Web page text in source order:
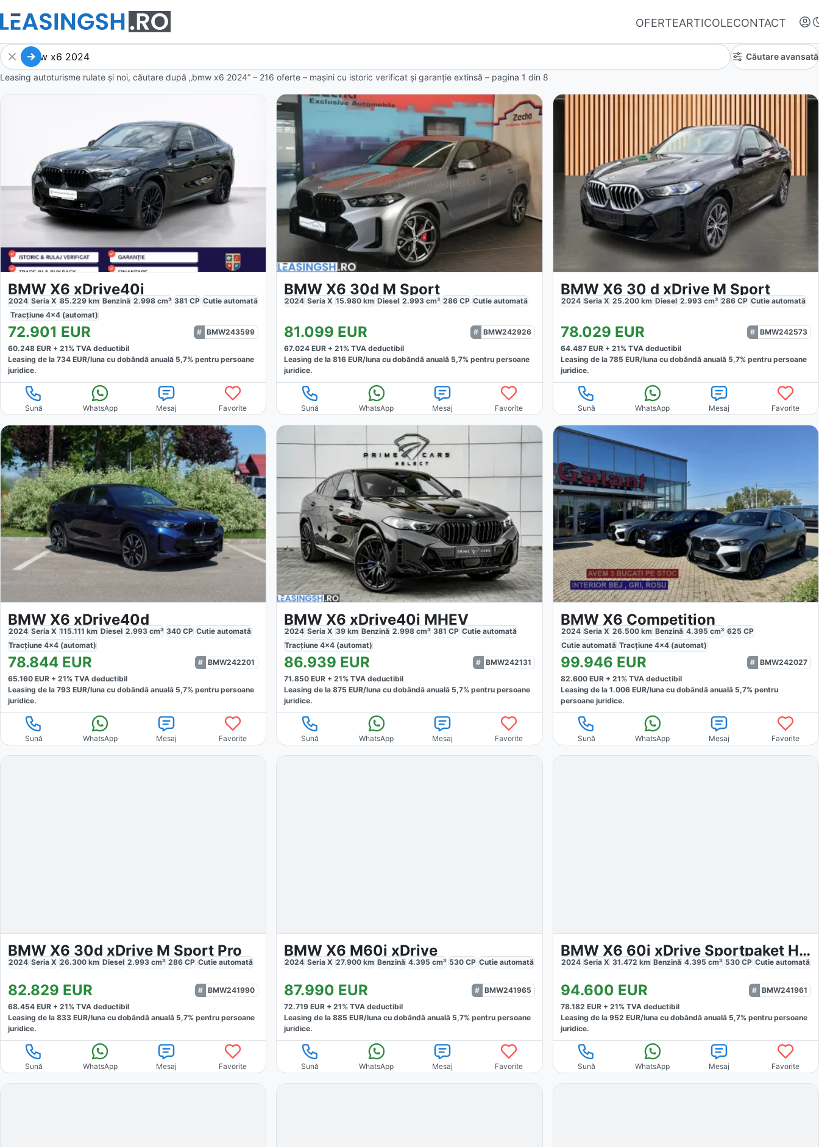
OFERTEARTICOLECONTACT
Autentifică-te
Nu ai oferte favorite
Căutare avansată
Leasing autoturisme rulate și noi, căutare după „bmw x6 2024” – 216 oferte – mașini cu istoric verificat și garanție extinsă – pagina 1 din 8
BMW X6 xDrive40i
2024 Seria X 85.229 km Benzină 2.998 cm³ 381 CP Cutie automată
Tracțiune 4x4 (automat)
72.901 EUR
BMW243599
60.248 EUR + 21% TVA deductibil
Leasing de la 734 EUR/luna cu dobăndă anuală 5,7% pentru persoane
juridice.
Sună WhatsApp Mesaj Favorite
BMW X6 30d M Sport
2024 Seria X 15.980 km Diesel 2.993 cm³ 286 CP Cutieautomată
81.099 EUR
BMW242926
67.024 EUR +21% TVA deductibil
Leasing de la816 EUR/luna cu dobăndă anuală 5,7% pentru persoane
juridice.
Sună WhatsApp Mesaj Favorite
BMW X6 30 d xDrive M Sport
2024 Seria X 25.200km Diesel 2.993cm³ 286CP Cutie automată
78.029 EUR
BMW242573
64.487EUR + 21% TVA deductibil
Leasing de la 785 EUR/lunacu dobăndă anuală 5,7% pentru persoane
juridice.
Sună WhatsApp Mesaj Favorite
BMW X6 xDrive40d
2024 Seria X 115.111 km Diesel 2.993 cm³ 340 CP Cutie automată
Tracțiune 4x4 (automat)
78.844 EUR
BMW242201
65.160 EUR + 21% TVA deductibil
Leasing de la 793 EUR/luna cu dobăndă anuală 5,7% pentru persoane
juridice.
Sună WhatsApp Mesaj Favorite
BMW X6 xDrive40i MHEV
2024 Seria X 39 km Benzină 2.998 cm³ 381 CP Cutieautomată
Tracțiune4x4 (automat)
86.939 EUR
BMW242131
71.850 EUR +21% TVA deductibil
Leasing de la875 EUR/luna cu dobăndă anuală 5,7% pentru persoane
juridice.
Sună WhatsApp Mesaj Favorite
BMW X6 Competition
2024 Seria X 26.500km Benzină 4.395 cm³ 625 CP
Cutie automată Tracțiune 4x4 (automat)
99.946 EUR
BMW242027
82.600EUR + 21% TVA deductibil
Leasing de la 1.006EUR/lunacu dobăndă anuală 5,7% pentru
persoane juridice.
Sună WhatsApp Mesaj Favorite
BMW X6 30d xDrive M Sport Pro
2024 Seria X 26.300 km Diesel 2.993 cm³ 286 CP Cutie automată
82.829 EUR
BMW241990
68.454 EUR + 21% TVA deductibil
Leasing de la 833 EUR/luna cu dobăndă anuală 5,7% pentru persoane
juridice.
Sună WhatsApp Mesaj Favorite
BMW X6 M60i xDrive
2024 Seria X 27.900 km Benzină 4.395 cm³ 530 CP Cutieautomată
87.990 EUR
BMW241965
72.719 EUR +21% TVA deductibil
Leasing de la885 EUR/luna cu dobăndă anuală 5,7% pentru persoane
juridice.
Sună WhatsApp Mesaj Favorite
BMW X6 60i xDrive Sportpaket HUD AD StandHZG
2024 Seria X 31.472 km Benzină 4.395 cm³ 530CP Cutie automată
94.600 EUR
BMW241961
78.182 EUR + 21% TVA deductibil
Leasing de la 952 EUR/lunacu dobăndă anuală 5,7% pentru persoane
juridice.
Sună WhatsApp Mesaj Favorite